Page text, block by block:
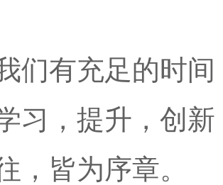
们有充足的时间
习，提升，创
，皆为序章。